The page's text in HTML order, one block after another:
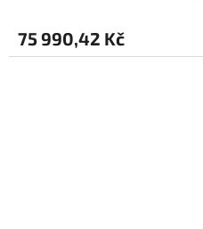
75 990,42 Kč